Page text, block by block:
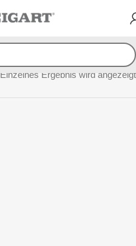
Einzelnes Ergebnis wird angezeigt